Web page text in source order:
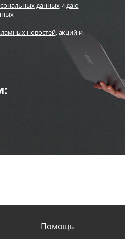
данныхи даю
новостей, акций и
Помощь